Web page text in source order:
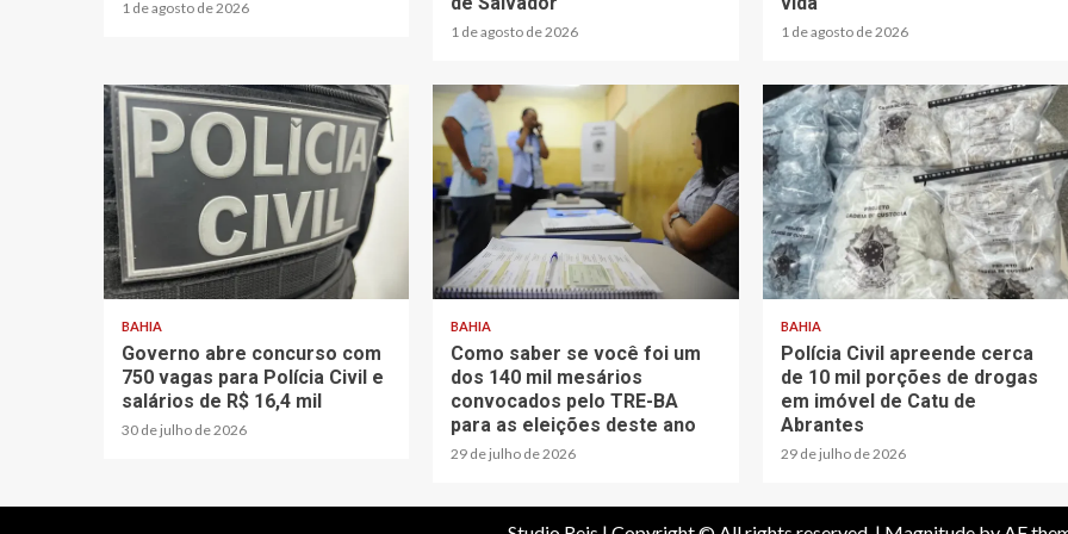
1 de agosto de 2026
1 de agosto de 2026 1 de agosto de 2026
BAHIA
Governo abre concurso com
750 vagas para Polícia Civil e
salários de R$ 16,4 mil
30 de julho de 2026
BAHIA
Como saber se você foi um
dos 140 mil mesários
convocados pelo TRE-BA
para as eleições deste ano
29 de julho de 2026
BAHIA
Polícia Civil apreende cerca
de 10 mil porções de drogas
em imóvel de Catu de
Abrantes
29 de julho de 2026